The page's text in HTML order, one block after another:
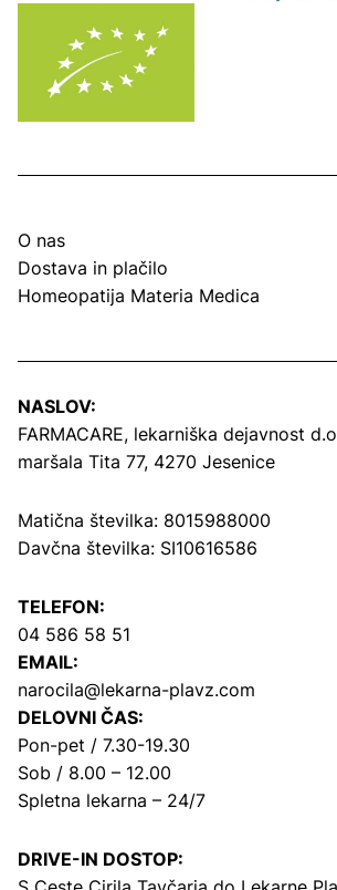
O nas
Dostava in plačilo
Homeopatija Materia Medica
NASLOV:
FARMACARE, lekarniška dejavnost
maršala Tita 77, 4270 Jesenice
Matična številka: 8015988000
Davčna številka: SI10616586
TELEFON:
04 586 58 51
EMAIL:
narocila@lekarna-plavz.com
DELOVNI ČAS:
Pon-pet / 7.30-19.30
Sob / 8.00 – 12.00
Spletna lekarna – 24/7
DRIVE-IN DOSTOP: